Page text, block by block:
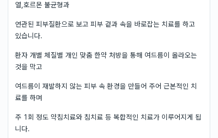
열,호르몬 불균형과
연관된 피부질환으로 보고 피부 겉과 속을 바로잡는 치료를 하고
있습니다.
환자 개별 체질별 개인 맞춤 한약 처방을 통해 여드름이 올라오는
것을 막고
여드름이 재발하지 않는 피부 속 환경을 만들어 주어 근본적인 치
료를 하며
주 1회 정도 약침치료와 침치료 등 복합적인 치료가 이루어지게 됩
니다.